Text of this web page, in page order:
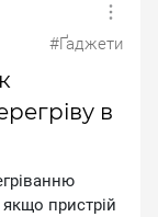
#Ґаджети
в
пристрій